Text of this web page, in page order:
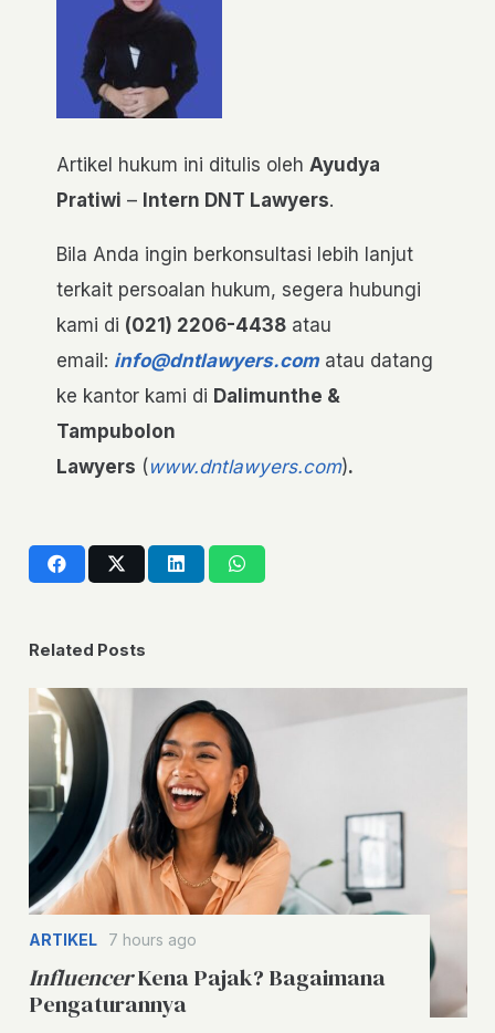
Artikel hukum ini ditulis oleh Ayudya
Pratiwi – Intern DNT Lawyers.
Bila Anda ingin berkonsultasi lebih lanjut
terkait persoalan hukum, segera hubungi
kami di (021) 2206-4438 atau
email: info@dntlawyers.com atau datang
ke kantor kami di Dalimunthe &
Tampubolon
Lawyers (www.dntlawyers.com).
Related Posts
ARTIKEL 7 hours ago
InfluencerKena Pajak? Bagaimana
Pengaturannya